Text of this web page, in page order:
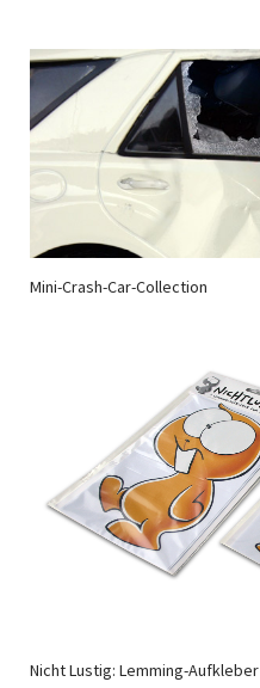
Mini-Crash-Car-Collection
Nicht Lustig: Lemming-Aufkleber